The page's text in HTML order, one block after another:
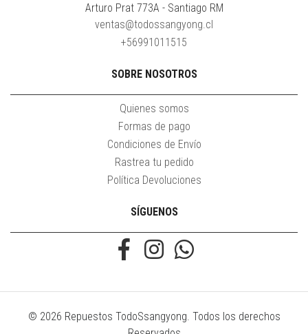
Arturo Prat 773A - Santiago RM
ventas@todossangyong.cl
+56991011515
SOBRE NOSOTROS
Quienes somos
Formas de pago
Condiciones de Envío
Rastrea tu pedido
Política Devoluciones
SÍGUENOS
© 2026 Repuestos TodoSsangyong. Todos los derechos